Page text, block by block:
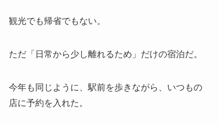
観光でも帰省でもない。
ただ「日常から少し離れるため」だけの宿泊だ。
今年も同じように、駅前を歩きながら、いつもの
店に予約を入れた。